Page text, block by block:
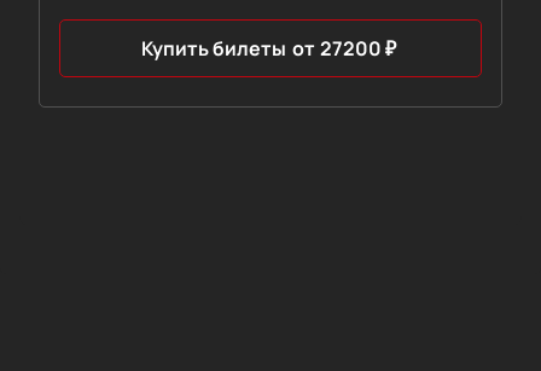
Купить билеты от 27200₽